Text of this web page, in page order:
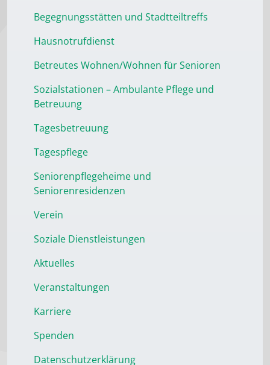
Begegnungsstätten und Stadtteiltreffs
Hausnotrufdienst
Betreutes Wohnen/Wohnen für Senioren
Sozialstationen – Ambulante Pflege und
Betreuung
Tagesbetreuung
Tagespflege
Seniorenpflegeheime und
Seniorenresidenzen
Verein
Soziale Dienstleistungen
Aktuelles
Veranstaltungen
Karriere
Spenden
Datenschutzerklärung